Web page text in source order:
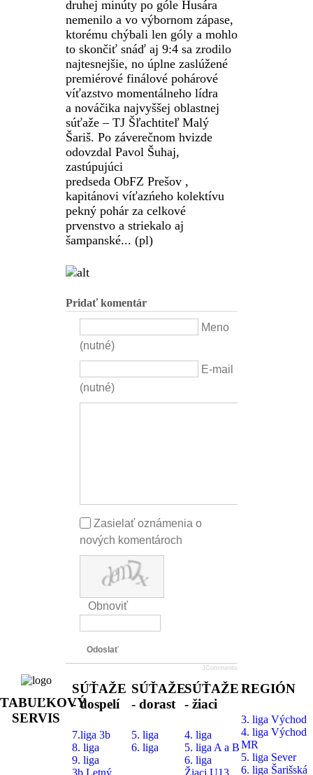
druhej minúty po góle Husára
nemenilo a vo výbornom zápase,
ktorému chýbali len góly a mohlo
to skončiť snáď aj 9:4 sa zrodilo
najtesnejšie, no úplne zaslúžené
premiérové finálové pohárové
víťazstvo momentálneho lídra
a nováčika najvyššej oblastnej
súťaže – TJ Šľachtiteľ Malý
Šariš. Po záverečnom hvizde
odovzdal Pavol Šuhaj,
zastúpujúci
predsedaObFZ Prešov ,
kapitánovi víťazńeho kolektívu
pekný pohár za celkové
prvenstvo a striekalo aj
šampanské... (pl)
Pridať komentár
Meno
(nutné)
E-mail
(nutné)
Zasielať oznámenia o
nových komentároch
Obnoviť
Odoslať
JComments
TABUĽKOVÝ
SERVIS
SÚŤAŽE
- dospelí
7.liga 3b
8. liga
9. liga
SÚŤAŽE
- dorast
5. liga
6. liga
SÚŤAŽE
- žiaci
4. liga
5. liga A a B
6. liga
REGIÓN
3. liga Východ
4. liga Východ
MR
5. liga Sever
6. liga Šarišská